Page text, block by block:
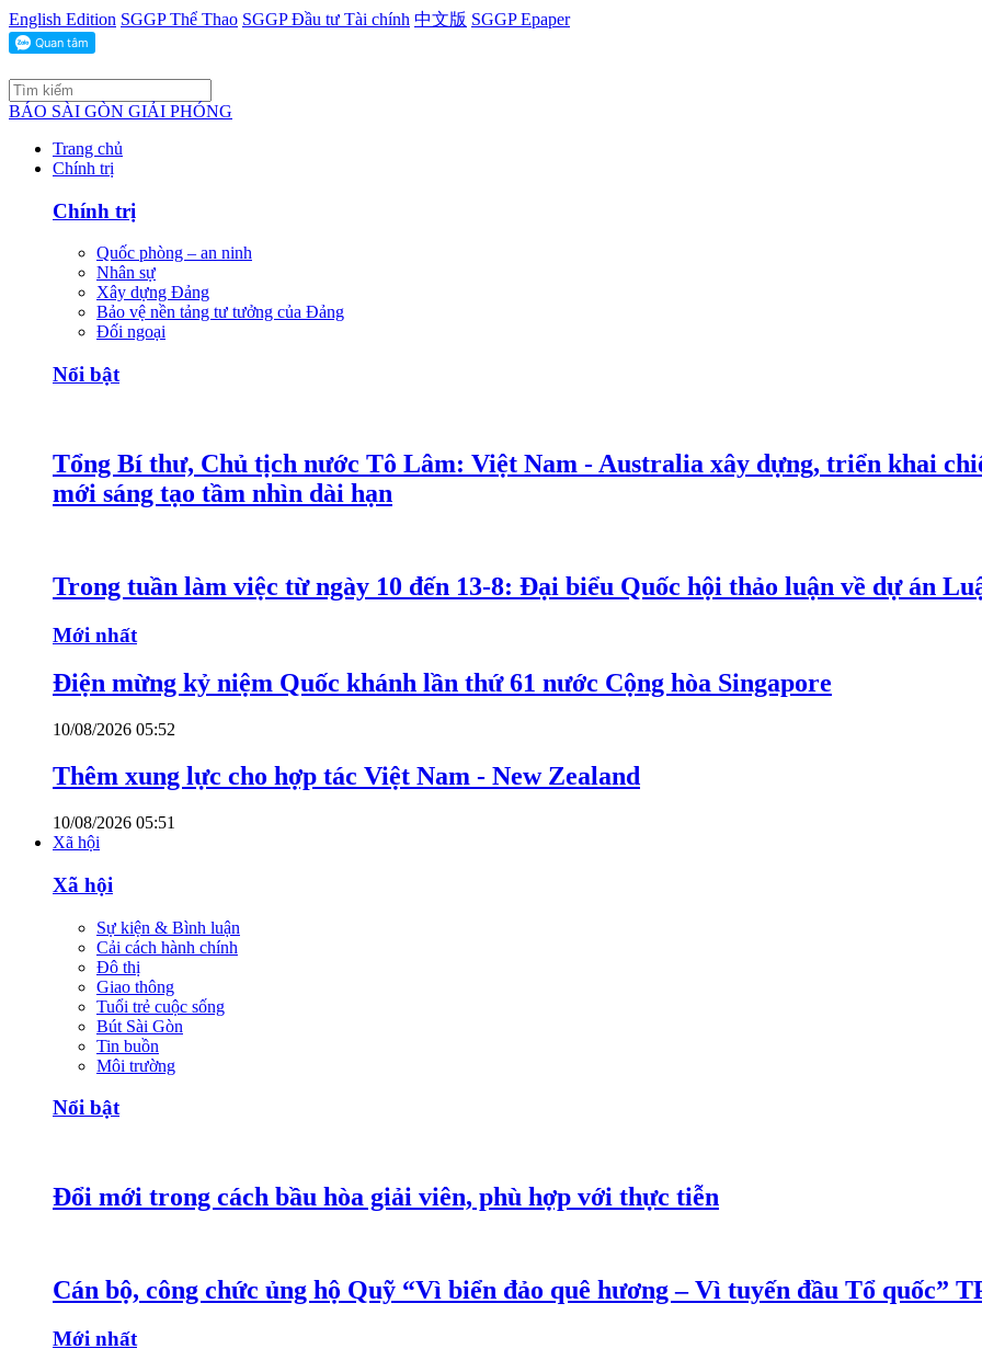
English Edition SGGP Thể Thao SGGP Đầu tư Tài chính 中文版 SGGP Epaper
BÁO SÀI GÒN GIẢI PHÓNG
Trang chủ
Chính trị
Chính trị
Quốc phòng – an ninh
Nhân sự
Xây dựng Đảng
Bảo vệ nền tảng tư tưởng của Đảng
Đối ngoại
Nổi bật
Tổng Bí thư, Chủ tịch nước Tô Lâm: Việt Nam - Australia xây dựng, triển khai
mới sáng tạo tầm nhìn dài hạn
Trong tuần làm việc từ ngày 10 đến 13-8: Đại biểu Quốc hội thảo luận về dự án
Mới nhất
Điện mừng kỷ niệm Quốc khánh lần thứ 61 nước Cộng hòa Singapore
10/08/2026 05:52
Thêm xung lực cho hợp tác Việt Nam - New Zealand
10/08/2026 05:51
Xã hội
Xã hội
Sự kiện & Bình luận
Cải cách hành chính
Đô thị
Giao thông
Tuổi trẻ cuộc sống
Bút Sài Gòn
Tin buồn
Môi trường
Nổi bật
Đổi mới trong cách bầu hòa giải viên, phù hợp với thực tiễn
Cán bộ, công chức ủng hộ Quỹ “Vì biển đảo quê hương – Vì tuyến đầu Tổ quốc”
Mới nhất